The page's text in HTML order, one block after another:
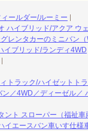
ールダー/ルーミー
ハイブリッド/アクア ウ
レンタカーのミニバン
イブリッド/ランディ4WD
トラック/ハイゼットト
／4WD／ディーゼル／
ト スローパー（福祉
エースバン車いす仕様